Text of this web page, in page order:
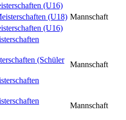
(U16)
(U18) Mannschaft
(U16)
(Schüler
Mannschaft
Mannschaft